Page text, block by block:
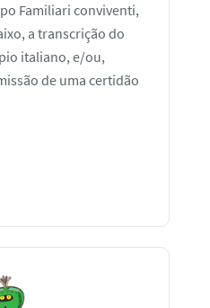
Familiari conviventi,
a transcrição do
italiano, e/ou,
de uma certidão